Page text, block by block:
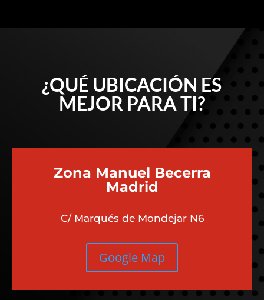
¿QUÉ UBICACIÓN ES
MEJOR PARA TI?
Zona Manuel Becerra
Madrid
C/ Marqués de Mondejar N6
Google Map